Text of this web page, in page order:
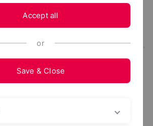
Baustatik
Accept all
or
Save & Close